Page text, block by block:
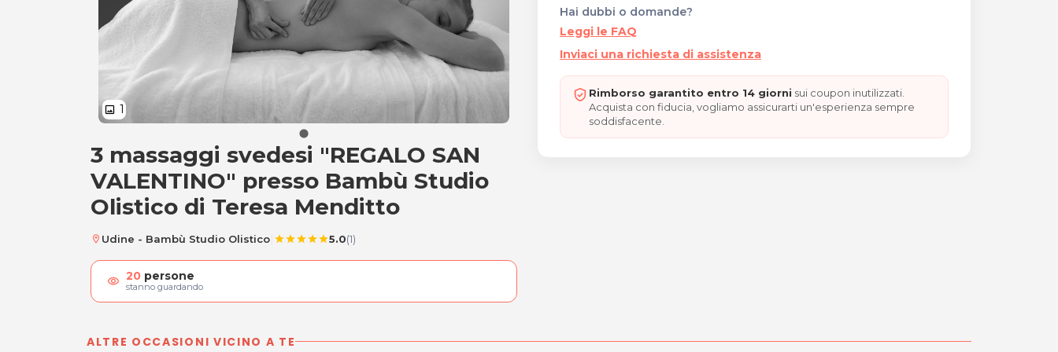
image 1
3 massaggi svedesi "REGALO SAN VALENTINO"
3 massaggi svedesi "REGALO SAN
VALENTINO" presso Bambù Studio
Olistico di Teresa Menditto
location_on Udine - Bambù Studio Olistico starstarstarstarstar5.0(1)
visibility 20 persone
stanno guardando
Hai dubbi o domande?
Leggi le FAQ
Inviaci una richiesta di assistenza
Rimborso garantito entro 14 giorni sui coupon inutilizzati.
Acquista con fiducia, vogliamo assicurarti un'esperienza sempre
soddisfacente.
ALTRE OCCASIONI VICINO A TE